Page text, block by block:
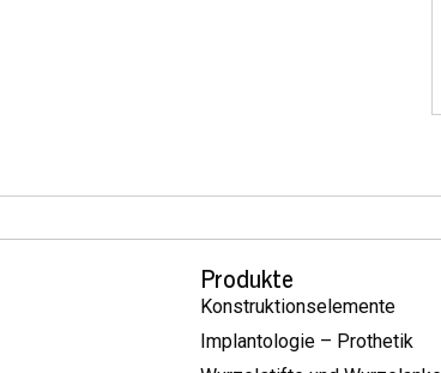
Produkte
Konstruktionselemente
Implantologie – Prothetik